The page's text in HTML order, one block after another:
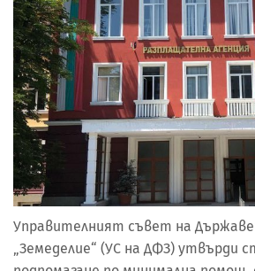
Управителният съвет на
„Земеделие“ (УС на ДФЗ) утвърди